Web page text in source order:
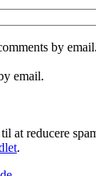
by email.
email.
at reducere
.